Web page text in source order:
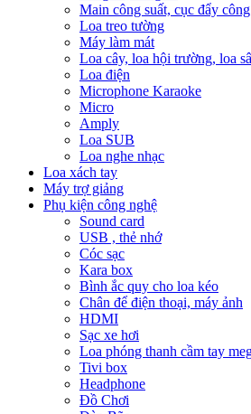
Main công suất, cục đẩy
Loa treo tường
Máy làm mát
Loa cây, loa hội trường, loa
Loa điện
Microphone Karaoke
Micro
Amply
Loa SUB
Loa nghe nhạc
Loa xách tay
Máy trợ giảng
Phụ kiện công nghệ
Sound card
USB , thẻ nhớ
Cóc sạc
Kara box
Bình ắc quy cho loa kéo
Chân để điện thoại, máy ảnh
HDMI
Sạc xe hơi
Loa phóng thanh cầm tay
Tivi box
Headphone
Đồ Chơi